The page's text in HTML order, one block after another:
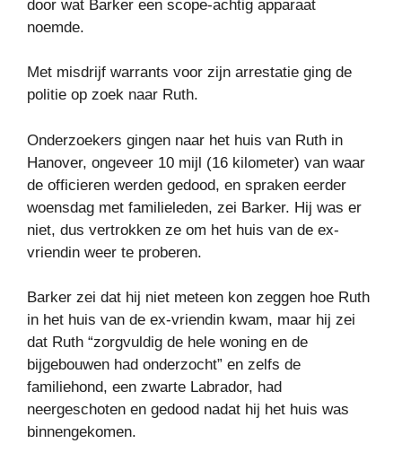
door wat Barker een scope-achtig apparaat
noemde.
Met misdrijf warrants voor zijn arrestatie ging de
politie op zoek naar Ruth.
Onderzoekers gingen naar het huis van Ruth in
Hanover, ongeveer 10 mijl (16 kilometer) van waar
de officieren werden gedood, en spraken eerder
woensdag met familieleden, zei Barker. Hij was er
niet, dus vertrokken ze om het huis van de ex-
vriendin weer te proberen.
Barker zei dat hij niet meteen kon zeggen hoe Ruth
in het huis van de ex-vriendin kwam, maar hij zei
dat Ruth “zorgvuldig de hele woning en de
bijgebouwen had onderzocht” en zelfs de
familiehond, een zwarte Labrador, had
neergeschoten en gedood nadat hij het huis was
binnengekomen.